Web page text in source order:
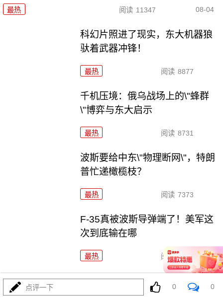
最热 阅读 11347 08-04
科幻片照进了现实，东大机器狼
驮着武器冲锋！
最热 阅读 8877
千机压境：俄乌战场上的\"蜂群
\"博弈与东大启示
最热 阅读 8731
波斯要给中东\"物理断网\"，特朗
普忙递橄榄枝？
最热 阅读 7373
F-35真被波斯导弹端了！美军这
次到底输在哪
最热 阅读 7159
算了不打了？特朗普这脚刹车，把全世界都晃吐了
点评一下 0 0